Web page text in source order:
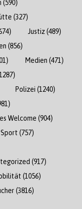
(590)
(327)
Justiz(489)
(856)
Medien (471)
Polizei (1240)
Welcome (904)
Sport (757)
(917)
(1056)
(3816)